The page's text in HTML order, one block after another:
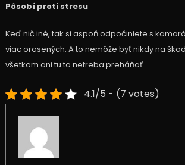
Pôsobí proti stresu
Keď nič iné, tak si aspoň odpočiniete s
viac orosených. A to nemôže byť nikdy na
všetkom ani tu to netreba preháňať.
4.1/5 - (7 votes)